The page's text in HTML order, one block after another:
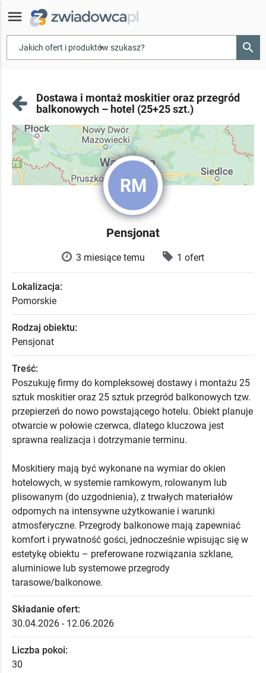
menu
▾ search
Dostawa i montaż moskitier oraz przegród
balkonowych – hotel (25+25 szt.)
RM
Pensjonat
3 miesiące temu 1 ofert
Lokalizacja:
Pomorskie
Rodzaj obiektu:
Pensjonat
Treść:
Poszukuję firmy do kompleksowej dostawy i montażu 25
sztuk moskitier oraz 25 sztuk przegród balkonowych tzw.
przepierzeń do nowo powstającego hotelu. Obiekt planuje
otwarcie w połowie czerwca, dlatego kluczowa jest
sprawna realizacja i dotrzymanie terminu.
Moskitiery mają być wykonane na wymiar do okien
hotelowych, w systemie ramkowym, rolowanym lub
plisowanym (do uzgodnienia), z trwałych materiałów
odpornych na intensywne użytkowanie i warunki
atmosferyczne. Przegrody balkonowe mają zapewniać
komfort i prywatność gości, jednocześnie wpisując się w
estetykę obiektu – preferowane rozwiązania szklane,
aluminiowe lub systemowe przegrody
tarasowe/balkonowe.
Składanie ofert:
30.04.2026 - 12.06.2026
Liczba pokoi:
30